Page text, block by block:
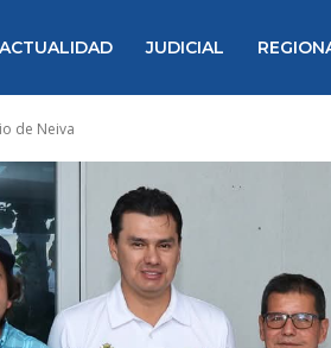
ACTUALIDAD JUDICIAL
de Neiva